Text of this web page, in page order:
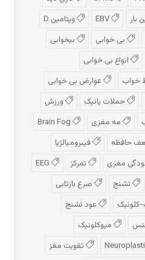
بار
ویتامین D
بی خوابی
بیخوابی
انواع بی خوابی
خواب
عوارض بی خوابی
حملات پانیک
ورزش
مه مغزی
حافظه
فیبرومیالژیا
مغزی تمرکز
تشنج
صرع بازتابی
کلونیک
عود تشنج
میوکلونیک
تقویت مغز